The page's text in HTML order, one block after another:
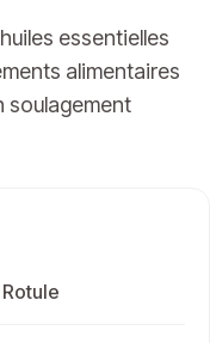
essentielles
alimentaires
soulagement